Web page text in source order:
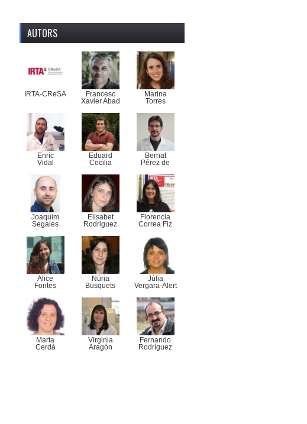
AUTORS
IRTA-CReSA
Francesc
Xavier Abad
Marina
Torres
Enric
Vidal
Eduard
Cecilia
Bernat
Pérez de
Joaquim
Segales
Elisabet
Rodriguez
Florencia
Correa Fiz
Alice
Fontes
Núria
Busquets
Júlia
Vergara-Alert
Marta
Cerdà
Virginia
Aragón
Fernando
Rodríguez